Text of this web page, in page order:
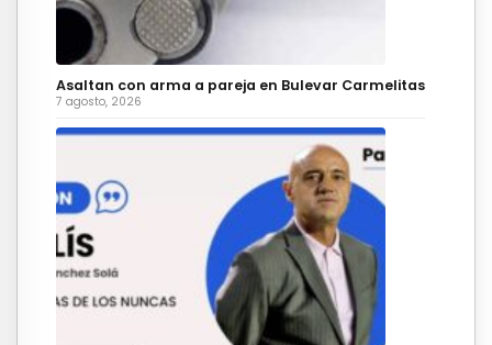
Asaltan con arma a pareja en Bulevar Carmelitas
7 agosto, 2026